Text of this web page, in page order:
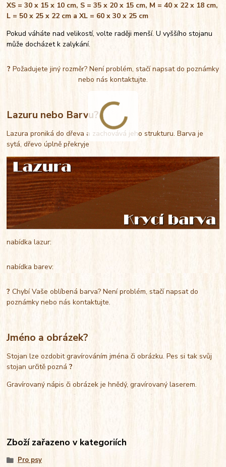
XS = 30 x 15 x 10 cm, S = 35 x 20 x 15 cm, M = 40 x 22 x 18 cm,
L = 50 x 25 x 22 cm a XL = 60 x 30 x 25 cm
Pokud váháte nad velikostí, volte raději menší. U vyššího stojanu
může docházet k zalykání.
? Požadujete jiný rozměr? Není problém, stačí napsat do poznámky
nebo nás kontaktujte.
Lazuru nebo Barvu?
Lazura proniká do dřeva a zachovává jeho strukturu. Barva je
sytá, dřevo úplně překryje
nabídka lazur:
nabídka barev:
?Chybí Vaše oblíbená barva? Není problém, stačí napsat do
poznámky nebo nás kontaktujte.
Jméno a obrázek?
Stojan lze ozdobit gravírováním jména či obrázku. Pes si tak svůj
stojan určitě pozná?
Gravírovaný nápis či obrázek je hnědý, gravírovaný laserem.
Zboží zařazeno v kategoriích
Pro psy